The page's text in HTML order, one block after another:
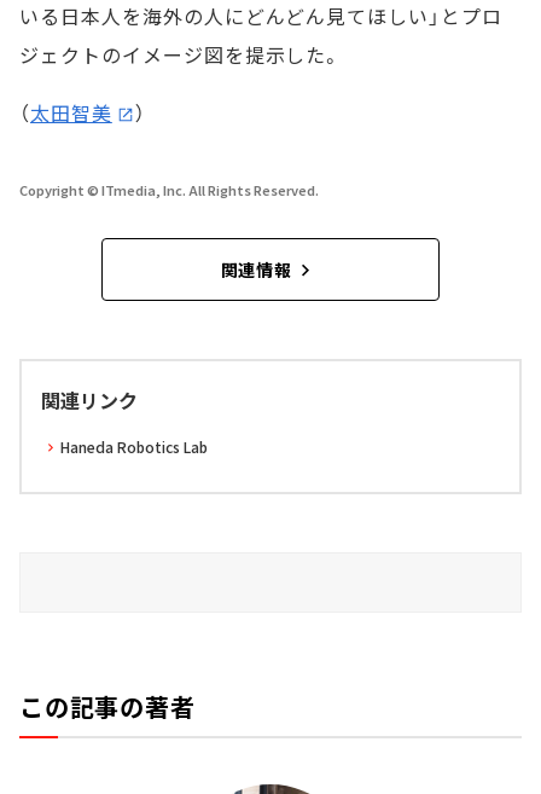
いる日本人を海外の人にどんどん見てほしい」とプロ
ジェクトのイメージ図を提示した。
（太田智美 ）
Copyright © ITmedia, Inc. All Rights Reserved.
関連情報
関連リンク
Haneda Robotics Lab
この記事の著者